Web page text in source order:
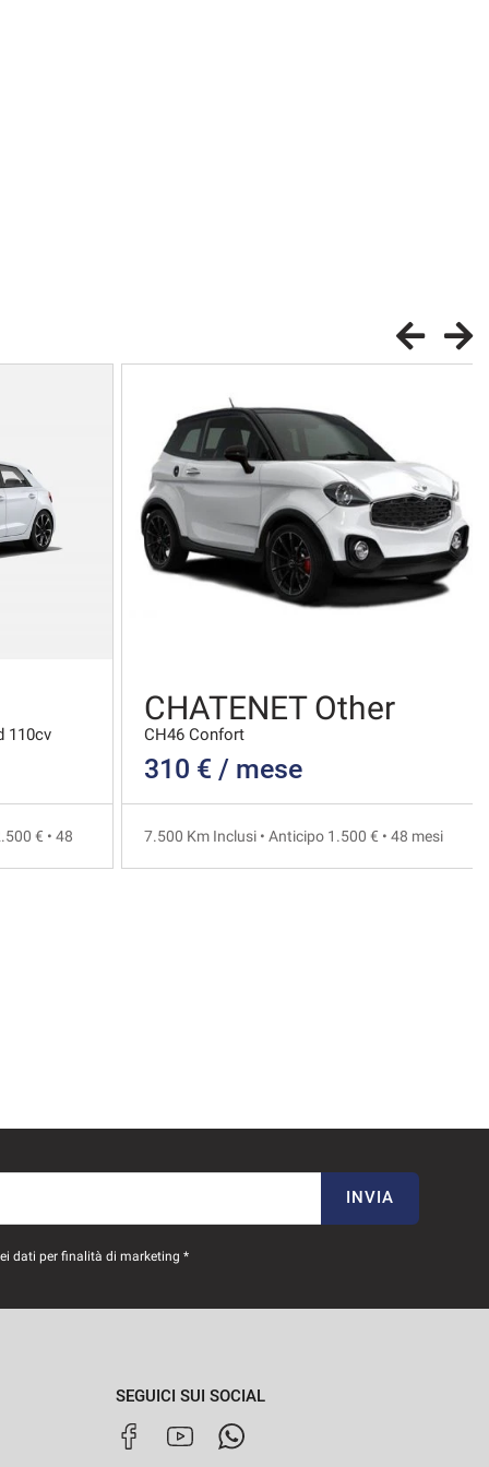
110cv
€ • 48
CHATENET Other
CH46 Confort
310 € / mese
7.500 Km Inclusi • Anticipo 1.500 € • 48 mesi
INVIA
dati per finalità di marketing *
SEGUICI SUI SOCIAL